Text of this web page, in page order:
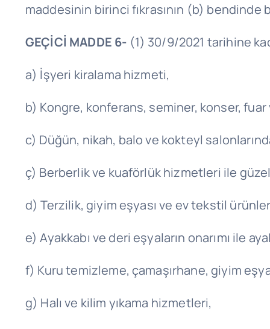
maddesinin birinci fıkrasının (b)
GEÇİCİ MADDE 6- (1) 30/9/2021 tarihine
a) İşyeri kiralama hizmeti,
b) Kongre, konferans, seminer, konser,
c) Düğün, nikah, balo ve kokteyl
ç) Berberlik ve kuaförlük hizmetleri ile
d) Terzilik, giyim eşyası ve ev tekstil
e) Ayakkabı ve deri eşyaların onarımı ile
f) Kuru temizleme, çamaşırhane, giyim
g) Halı ve kilim yıkama hizmetleri,